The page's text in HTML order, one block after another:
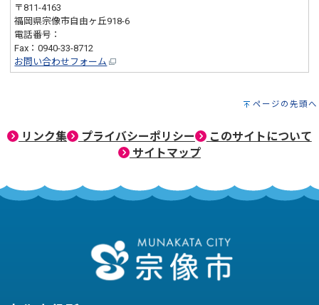
〒811-4163
福岡県宗像市自由ヶ丘918-6
電話番号：
Fax：0940-33-8712
お問い合わせフォーム
ページの先頭へ
リンク集 プライバシーポリシー
このサイトについて
サイトマップ